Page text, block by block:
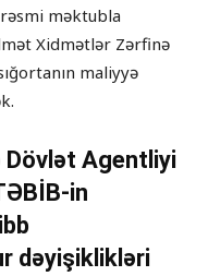
məktubla
Xidmətlər Zərfinə
maliyyə
Dövlət Agentliyi
in
dəyişiklikləri